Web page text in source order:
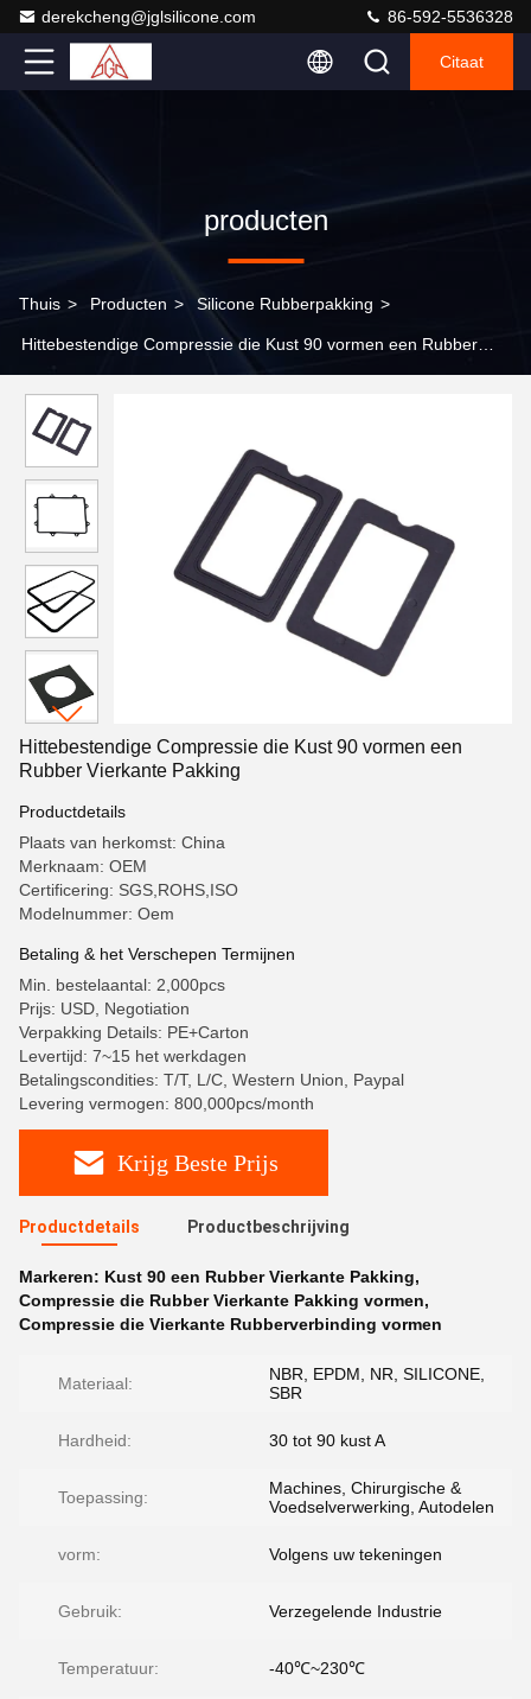
derekcheng@jglsilicone.com 86-592-5536328
Citaat
producten
Thuis > Producten > Silicone Rubberpakking >
Hittebestendige Compressie die Kust 90 vormen een Rubber
Hittebestendige Compressie die Kust 90 vormen een
Rubber Vierkante Pakking
Productdetails
Plaats van herkomst: China
Merknaam: OEM
Certificering: SGS,ROHS,ISO
Modelnummer: Oem
Betaling & het Verschepen Termijnen
Min. bestelaantal: 2,000pcs
Prijs: USD, Negotiation
Verpakking Details: PE+Carton
Levertijd: 7~15 het werkdagen
Betalingscondities: T/T, L/C, Western Union, Paypal
Levering vermogen: 800,000pcs/month
Krijg Beste Prijs
Productdetails Productbeschrijving
Markeren: Kust 90 een Rubber Vierkante Pakking,
Compressie die Rubber Vierkante Pakking vormen,
Compressie die Vierkante Rubberverbinding vormen
Materiaal:
NBR, EPDM, NR, SILICONE,
SBR
Hardheid: 30 tot 90 kust A
Toepassing:
Machines, Chirurgische &
Voedselverwerking, Autodelen
vorm: Volgens uw tekeningen
Gebruik: Verzegelende Industrie
Temperatuur: -40℃~230℃